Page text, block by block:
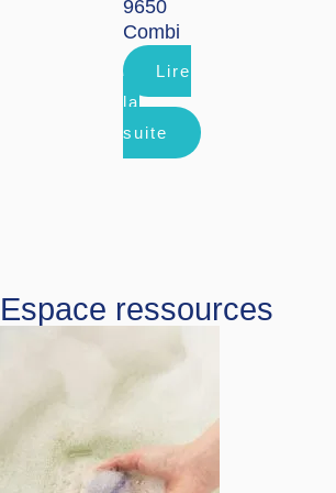
9650
Combi
Lire
la
suite
Espace ressources